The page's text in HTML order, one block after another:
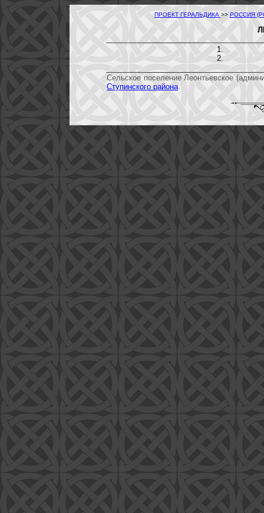
ПРОЕКТ ГЕРАЛЬДИКА >> РОССИЯ
Сельское поселение Леонтьевское
Ступинского района